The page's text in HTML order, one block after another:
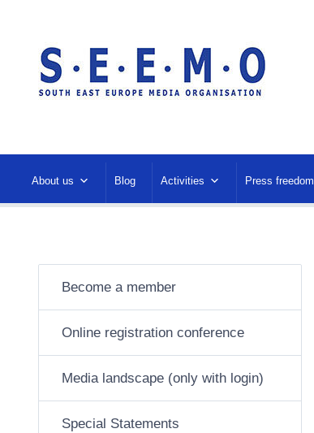
About us Blog Activities Press freedom
Become a member
Online registration conference
Media landscape (only with login)
Special Statements